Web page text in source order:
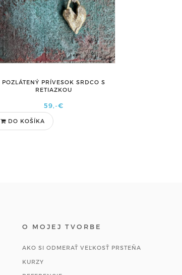
POZLÁTENÝ PRÍVESOK SRDCO S
RETIAZKOU
59,-€
DO KOŠÍKA
O MOJEJ TVORBE
AKO SI ODMERAŤ VEĽKOSŤ PRSTEŇA
KURZY